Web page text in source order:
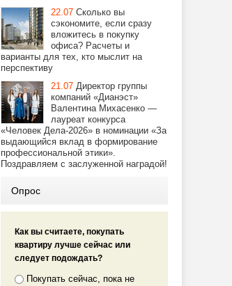
22.07 Сколько вы
сэкономите, если сразу
вложитесь в покупку
офиса? Расчеты и
варианты для тех, кто мыслит на
перспективу
21.07 Директор группы
компаний «Дианэст»
Валентина Михасенко —
лауреат конкурса
«Человек Дела-2026» в номинации «За
выдающийся вклад в формирование
профессиональной этики».
Поздравляем с заслуженной наградой!
Опрос
Как вы считаете, покупать
квартиру лучше сейчас или
следует подождать?
Покупать сейчас, пока не